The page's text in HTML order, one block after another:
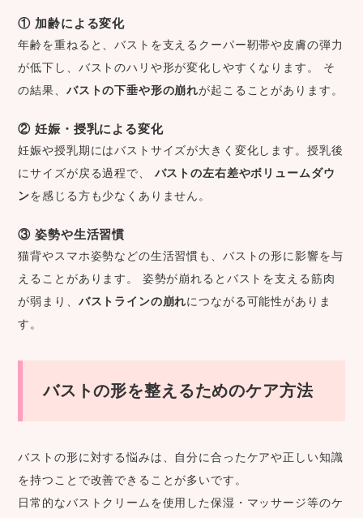
① 加齢による変化
年齢を重ねると、バストを支えるクーパー靭帯や皮膚の弾力
が低下し、バストのハリや形が変化しやすくなります。 そ
の結果、 バストの下垂や形の崩れが起こることがあります。
② 妊娠・授乳による変化
妊娠や授乳期にはバストサイズが大きく変化します。授乳後
にサイズが戻る過程で、 バストの左右差やボリュームダウ
ンを感じる方も少なくありません。
③ 姿勢や生活習慣
猫背やスマホ姿勢などの生活習慣も、バストの形に影響を与
えることがあります。 姿勢が崩れるとバストを支える筋肉
が弱まり、 バストラインの崩れにつながる可能性がありま
す。
バストの形を整えるためのケア方法
バストの形に対する悩みは、自分に合ったケアや正しい知識
を持つことで改善できることが多いです。
日常的なバストクリームを使用した保湿・マッサージ等のケ